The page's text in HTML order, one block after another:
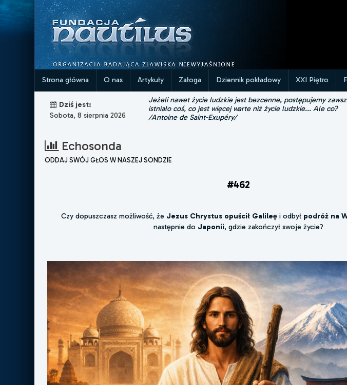
Strona główna O nas Artykuły Załoga Dziennik pokładowy XXI Piętro
Dziś jest:
Sobota, 8 sierpnia 2026
Jeżeli nawet życie ludzkie jest bezcenne, postępujemy
istniało coś, co jest więcej warte niż życie ludzkie... Ale co?
/Antoine de Saint-Exupéry/
Echosonda
ODDAJ SWÓJ GŁOS W NASZEJ SONDZIE
#462
Czy dopuszczasz możliwość, że Jezus Chrystus opuścił Galileęi odbył podróż na
następnie do Japonii, gdzie zakończył swoje życie?